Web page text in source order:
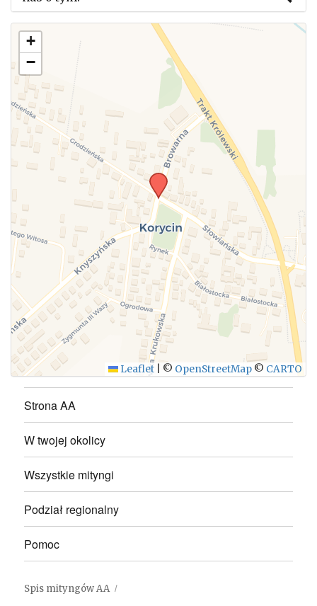
Użyj tego formularza aby przesłać informację o
zmianach w powyższym mityngu.
WYŚLIJ
+
−
Leaflet © OpenStreetMap © CARTO
Strona AA
W twojej okolicy
Wszystkie mityngi
Podział regionalny
Pomoc
Spis mityngów AA